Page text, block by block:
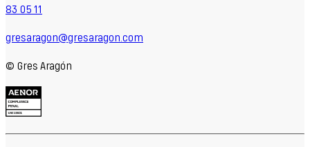
83 05 11
gresaragon@gresaragon.com
© Gres Aragón